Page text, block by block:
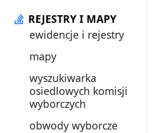
REJESTRY I MAPY
ewidencje i rejestry
mapy
wyszukiwarka
osiedlowych komisji
wyborczych
obwody wyborcze